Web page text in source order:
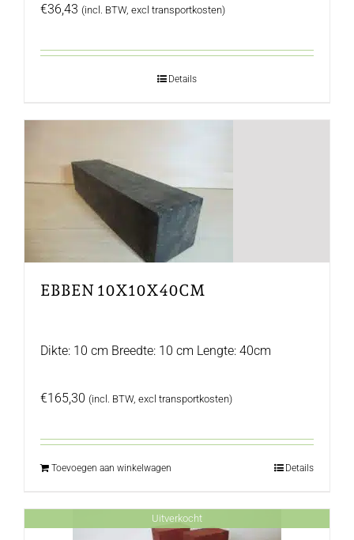
€36,43 (incl. BTW, excl transportkosten)
Details
EBBEN 10X10X40CM
Dikte: 10 cm Breedte: 10 cm Lengte: 40cm
€165,30 (incl. BTW, excl transportkosten)
Toevoegen aan winkelwagen Details
Uitverkocht